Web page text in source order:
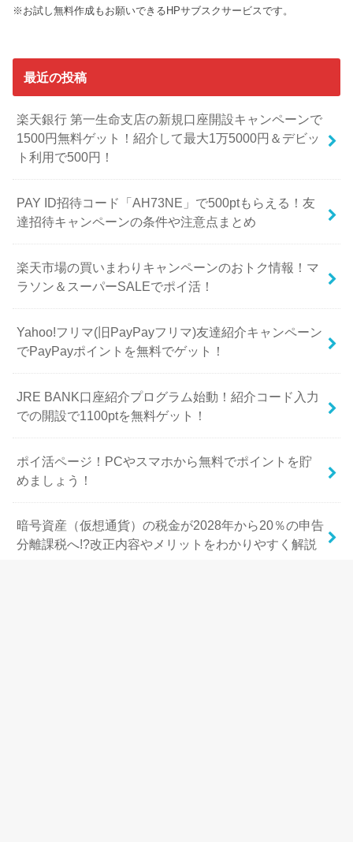
※お試し無料作成もお願いできるHPサブスクサービスです。
最近の投稿
楽天銀行 第一生命支店の新規口座開設キャンペーンで
1500円無料ゲット！紹介して最大1万5000円＆デビッ
ト利用で500円！
PAY ID招待コード「AH73NE」で500ptもらえる！友
達招待キャンペーンの条件や注意点まとめ
楽天市場の買いまわりキャンペーンのおトク情報！マ
ラソン＆スーパーSALEでポイ活！
Yahoo!フリマ(旧PayPayフリマ)友達紹介キャンペーン
でPayPayポイントを無料でゲット！
JRE BANK口座紹介プログラム始動！紹介コード入力
での開設で1100ptを無料ゲット！
ポイ活ページ！PCやスマホから無料でポイントを貯
めましょう！
暗号資産（仮想通貨）の税金が2028年から20％の申告
分離課税へ!?改正内容やメリットをわかりやすく解説